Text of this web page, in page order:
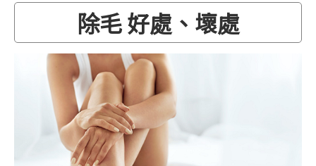
除毛 好處、壞處